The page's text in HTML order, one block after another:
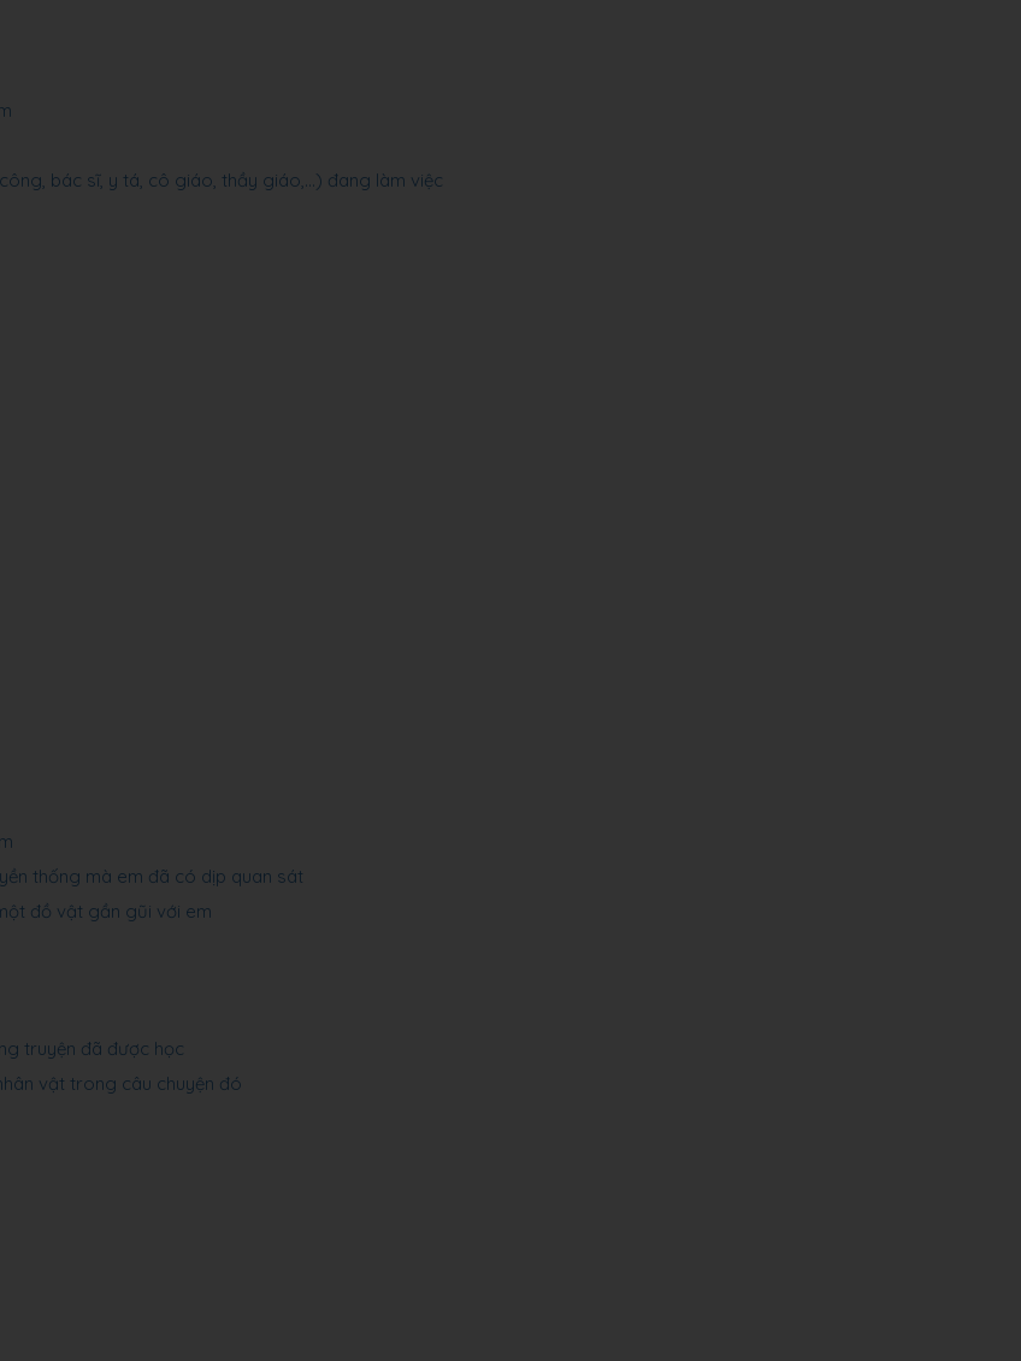
bác sĩ, y tá, cô giáo, thầy giáo,…) đang làm việc
thống mà em đã có dịp quan sát
đồ vật gần gũi với em
truyện đã được học
vật trong câu chuyện đó